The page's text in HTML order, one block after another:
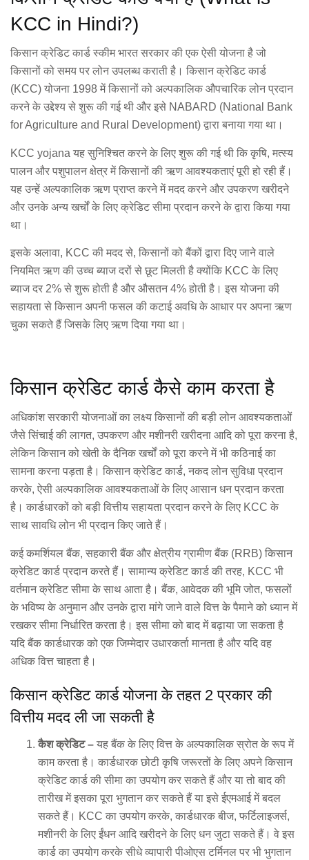
KCC in Hindi?)
किसान क्रेडिट कार्ड स्कीम भारत सरकार की एक ऐसी योजना है जो
किसानों को समय पर लोन उपलब्ध कराती है। किसान क्रेडिट कार्ड
(KCC) योजना 1998 में किसानों को अल्पकालिक औपचारिक लोन प्रदान
करने के उद्देश्य से शुरू की गई थी और इसे NABARD (National Bank
for Agriculture and Rural Development) द्वारा बनाया गया था।
KCC yojana यह सुनिश्चित करने के लिए शुरू की गई थी कि कृषि, मत्स्य
पालन और पशुपालन क्षेत्र में किसानों की ऋण आवश्यकताएं पूरी हो रही हैं।
यह उन्हें अल्पकालिक ऋण प्राप्त करने में मदद करने और उपकरण खरीदने
और उनके अन्य खर्चों के लिए क्रेडिट सीमा प्रदान करने के द्वारा किया गया
था।
इसके अलावा, KCC की मदद से, किसानों को बैंकों द्वारा दिए जाने वाले
नियमित ऋण की उच्च ब्याज दरों से छूट मिलती है क्योंकि KCC के लिए
ब्याज दर 2% से शुरू होती है और औसतन 4% होती है। इस योजना की
सहायता से किसान अपनी फसल की कटाई अवधि के आधार पर अपना ऋण
चुका सकते हैं जिसके लिए ऋण दिया गया था।
किसान क्रेडिट कार्ड कैसे काम करता है
अधिकांश सरकारी योजनाओं का लक्ष्य किसानों की बड़ी लोन आवश्यकताओं
जैसे सिंचाई की लागत, उपकरण और मशीनरी खरीदना आदि को पूरा करना है,
लेकिन किसान को खेती के दैनिक खर्चों को पूरा करने में भी कठिनाई का
सामना करना पड़ता है। किसान क्रेडिट कार्ड, नकद लोन सुविधा प्रदान
करके, ऐसी अल्पकालिक आवश्यकताओं के लिए आसान धन प्रदान करता
है। कार्डधारकों को बड़ी वित्तीय सहायता प्रदान करने के लिए KCC के
साथ सावधि लोन भी प्रदान किए जाते हैं।
कई कमर्शियल बैंक, सहकारी बैंक और क्षेत्रीय ग्रामीण बैंक (RRB) किसान
क्रेडिट कार्ड प्रदान करते हैं। सामान्य क्रेडिट कार्ड की तरह, KCC भी
वर्तमान क्रेडिट सीमा के साथ आता है। बैंक, आवेदक की भूमि जोत, फसलों
के भविष्य के अनुमान और उनके द्वारा मांगे जाने वाले वित्त के पैमाने को ध्यान में
रखकर सीमा निर्धारित करता है। इस सीमा को बाद में बढ़ाया जा सकता है
यदि बैंक कार्डधारक को एक जिम्मेदार उधारकर्ता मानता है और यदि वह
अधिक वित्त चाहता है।
किसान क्रेडिट कार्ड योजना के तहत 2 प्रकार की
वित्तीय मदद ली जा सकती है
कैश क्रेडिट – यह बैंक के लिए वित्त के अल्पकालिक स्रोत के रूप में
काम करता है। कार्डधारक छोटी कृषि जरूरतों के लिए अपने किसान
क्रेडिट कार्ड की सीमा का उपयोग कर सकते हैं और या तो बाद की
तारीख में इसका पूरा भुगतान कर सकते हैं या इसे ईएमआई में बदल
सकते हैं। KCC का उपयोग करके, कार्डधारक बीज, फर्टिलाइजर्स,
मशीनरी के लिए ईंधन आदि खरीदने के लिए धन जुटा सकते हैं। वे इस
कार्ड का उपयोग करके सीधे व्यापारी पीओएस टर्मिनल पर भी भुगतान